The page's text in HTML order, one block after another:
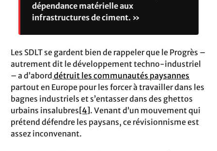
dépendance matérielle aux
infrastructures de ciment. »
Les SDLT se gardent bien de rappeler que le Progrès –
autrement dit le développement techno-industriel
– a d’abord détruit les communautés paysannes
partout en Europe pour les forcer à travailler dans les
bagnes industriels et s’entasser dans des ghettos
urbains insalubres[4]. Venant d’un mouvement qui
prétend défendre les paysans, ce révisionnisme est
assez inconvenant.